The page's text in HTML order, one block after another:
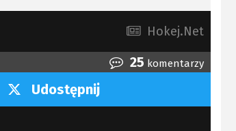
Hokej.Net
25 komentarzy
Udostępnij